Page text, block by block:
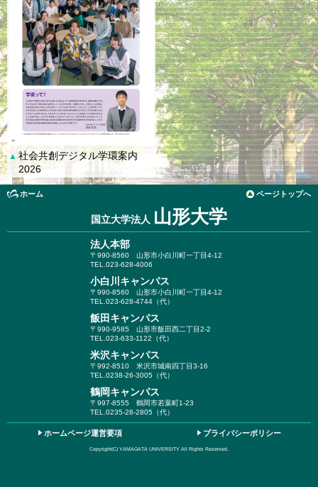
▲ 社会共創デジタル学環案内
2026
ホーム ページトップへ
国立大学法人 山形大学
法人本部
〒990-8560 山形市小白川町一丁目4-12
TEL.023-628-4006
小白川キャンパス
〒990-8560 山形市小白川町一丁目4-12
TEL.023-628-4744（代）
飯田キャンパス
〒990-9585 山形市飯田西二丁目2-2
TEL.023-633-1122（代）
米沢キャンパス
〒992-8510 米沢市城南四丁目3-16
TEL.0238-26-3005（代）
鶴岡キャンパス
〒997-8555 鶴岡市若葉町1-23
TEL.0235-28-2805（代）
ホームページ運営要項 プライバシーポリシー
Copyright(C) YAMAGATA UNIVERSITY All Rights Reserved.